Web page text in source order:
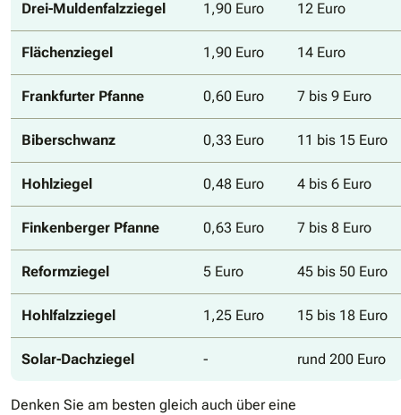
Drei-Muldenfalzziegel 1,90 Euro 12 Euro
Flächenziegel 1,90 Euro 14 Euro
Frankfurter Pfanne 0,60 Euro 7 bis 9 Euro
Biberschwanz 0,33 Euro 11 bis 15 Euro
Hohlziegel 0,48 Euro 4 bis 6 Euro
Finkenberger Pfanne 0,63 Euro 7 bis 8 Euro
Reformziegel 5 Euro 45 bis 50 Euro
Hohlfalzziegel 1,25 Euro 15 bis 18 Euro
Solar-Dachziegel - rund 200 Euro
Denken Sie am besten gleich auch über eine